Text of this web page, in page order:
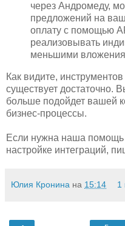
через Андромеду,
предложений на
оплату с помощью
реализовывать
меньшими
Как видите,
существует достаточно.
больше подойдет вашей
бизнес-процессы.
Если нужна наша
настройке интеграций,
Юлия Кронина на 15:14 1